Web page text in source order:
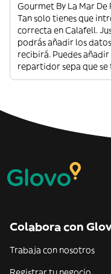
Gourmet By La Mar
Tan solo tienes que
correcta en Calafell.
podrás añadir los
recibirá. Puedes
repartidor sepa que
Colabora con
Trabaja con nosotros